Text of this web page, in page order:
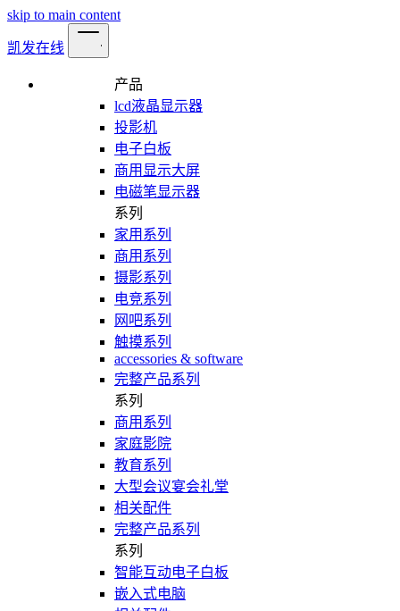
skip to main content
凯发在线
产品
lcd液晶显示器
投影机
电子白板
商用显示大屏
电磁笔显示器
系列
家用系列
商用系列
摄影系列
电竞系列
网吧系列
触摸系列
accessories & software
完整产品系列
系列
商用系列
家庭影院
教育系列
大型会议宴会礼堂
相关配件
完整产品系列
系列
智能互动电子白板
嵌入式电脑